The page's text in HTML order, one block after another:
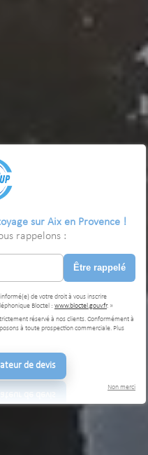
sur Aix en Provence !
rappelons :
Être rappelé
de votre droit à vous inscrire
Bloctel : www.bloctel.gouv.fr. »
réservé à nos clients. Conformément à
à toute prospection commerciale. Plus
de devis
Non merci